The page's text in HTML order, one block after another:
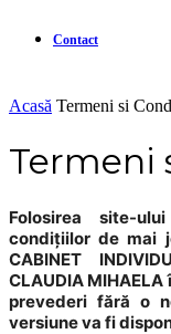
Contact
Acasă Termeni si
Termeni
Folosirea site-
condițiilor de mai
CABINET
CLAUDIA
prevederi fără o
versiune va fi